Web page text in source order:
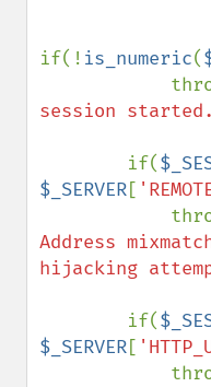
if(! is_numeric(
session
        if(
$_SERVER[
Address
hijacking
        if(
$_SERVER[